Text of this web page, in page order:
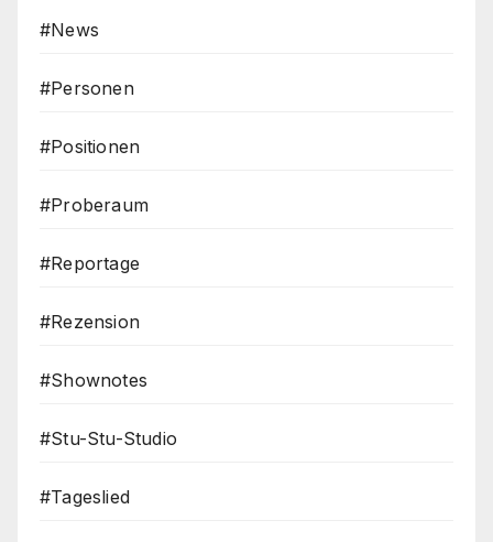
#News
#Personen
#Positionen
#Proberaum
#Reportage
#Rezension
#Shownotes
#Stu-Stu-Studio
#Tageslied